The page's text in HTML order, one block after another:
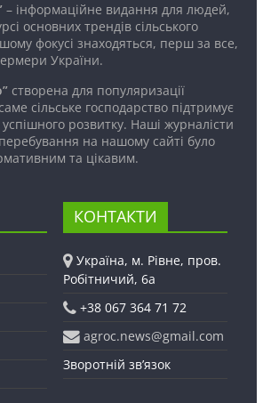
– інформаційне видання для людей,
основних трендів сільського
фокусі знаходяться, перш за все,
України.
створена для популяризації
сільське господарство підтримує
розвитку. Наші журналісти
на нашому сайті було
та цікавим.
КОНТАКТИ
Україна, м. Рівне, пров.
Робітничий, 6а
+38 067 364 71 72
agroc.news@gmail.com
Зворотній зв’язок